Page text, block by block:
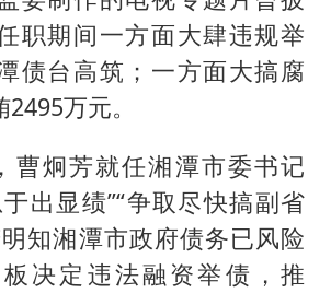
职期间一方面大肆违规举
债台高筑；一方面大搞腐
万元。
曹炯芳就任湘潭市委书记
出显绩”“争取尽快搞副省
知湘潭市政府债务已风险
决定违法融资举债，推